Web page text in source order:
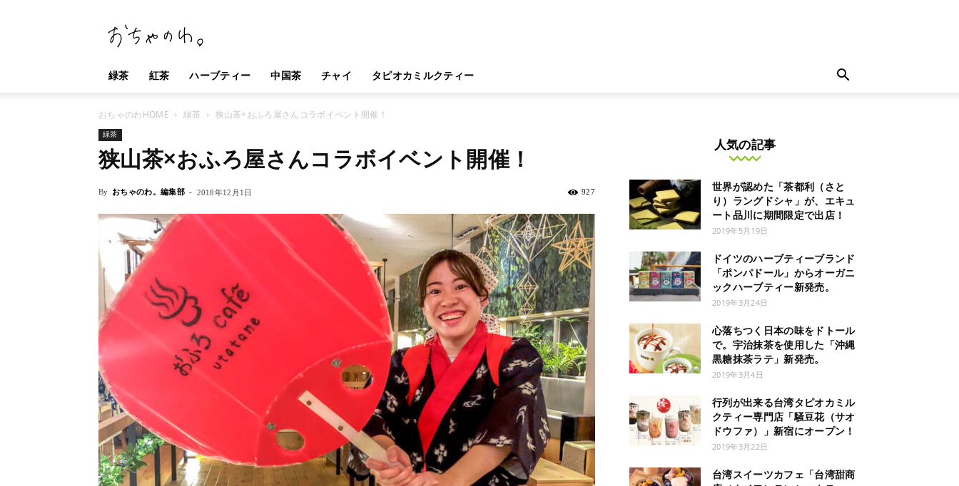
お
ち
の
緑茶 紅茶 ハーブティー 中国茶 チャイ タピオカミルクティー
おちゃのわHOME 緑茶 狭山茶×おふろ屋さんコラボイベント開催！
緑茶
狭山茶×おふろ屋さんコラボイベント開催！
By おちゃのわ。編集部 - 2018年12月1日 927
人気の記事
世界が認めた「茶都利（さと
り）ラングドシャ」が、エキュ
ート品川に期間限定で出店！
2019年5月19日
ドイツのハーブティーブランド
「ポンパドール」からオーガニ
ックハーブティー新発売。
2019年3月24日
心落ちつく日本の味をドトール
で。宇治抹茶を使用した「沖縄
黒糖抹茶ラテ」新発売。
2019年3月4日
行列が出来る台湾タピオカミル
クティー専門店「騒豆花（サオ
ドウファ）」新宿にオープン！
2019年3月22日
台湾スイーツカフェ「台湾甜商